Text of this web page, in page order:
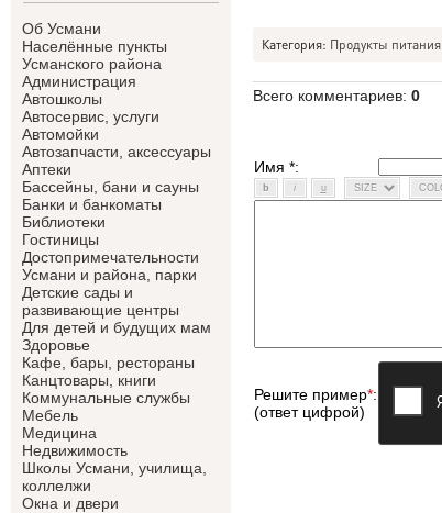
Об Усмани
Населённые пункты
Усманского района
Администрация
Автошколы
Автосервис, услуги
Автомойки
Автозапчасти, аксессуары
Аптеки
Бассейны, бани и сауны
Банки и банкоматы
Библиотеки
Гостиницы
Достопримечательности
Усмани и района, парки
Детские сады и
развивающие центры
Для детей и будущих мам
Здоровье
Кафе, бары, рестораны
Канцтовары, книги
Коммунальные службы
Мебель
Медицина
Недвижимость
Школы Усмани, училища,
коллелжи
Окна и двери
Категория: Продукты питания
Всего комментариев: 0
Имя *:
Решите пример*:
(ответ цифрой)